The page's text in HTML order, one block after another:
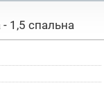
- 1,5 спальна